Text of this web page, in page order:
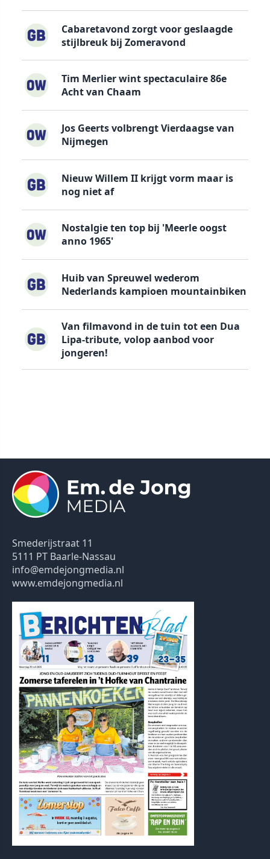
Cabaretavond zorgt voor geslaagde
stijlbreuk bij Zomeravond
Tim Merlier wint spectaculaire 86e
Acht van Chaam
Jos Geerts volbrengt Vierdaagse van
Nijmegen
Nieuw Willem II krijgt vorm maar is
nog niet af
Nostalgie ten top bij 'Meerle oogst
anno 1965'
Huib van Spreuwel wederom
Nederlands kampioen mountainbiken
Van filmavond in de tuin tot een Dua
Lipa-tribute, volop aanbod voor
jongeren!
Smederijstraat 11
5111 PT Baarle-Nassau
info@emdejongmedia.nl
www.emdejongmedia.nl